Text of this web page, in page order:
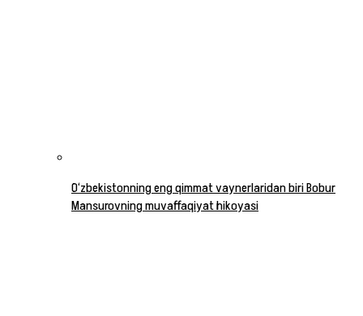
O‘zbekistonning eng qimmat vaynerlaridan biri Bobur
Mansurovning muvaffaqiyat hikoyasi